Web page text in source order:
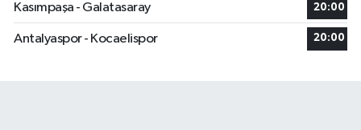
Kasımpaşa - Galatasaray 20:00
Antalyaspor - Kocaelispor 20:00